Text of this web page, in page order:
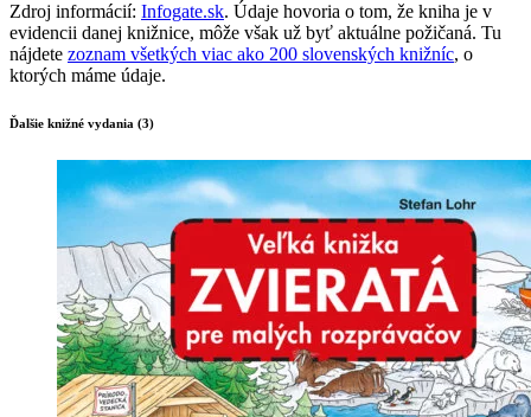
Zdroj informácií: Infogate.sk. Údaje hovoria o tom, že kniha je v
evidencii danej knižnice, môže však už byť aktuálne požičaná. Tu
nájdete zoznam všetkých viac ako 200 slovenských knižníc, o
ktorých máme údaje.
Ďalšie knižné vydania (3)